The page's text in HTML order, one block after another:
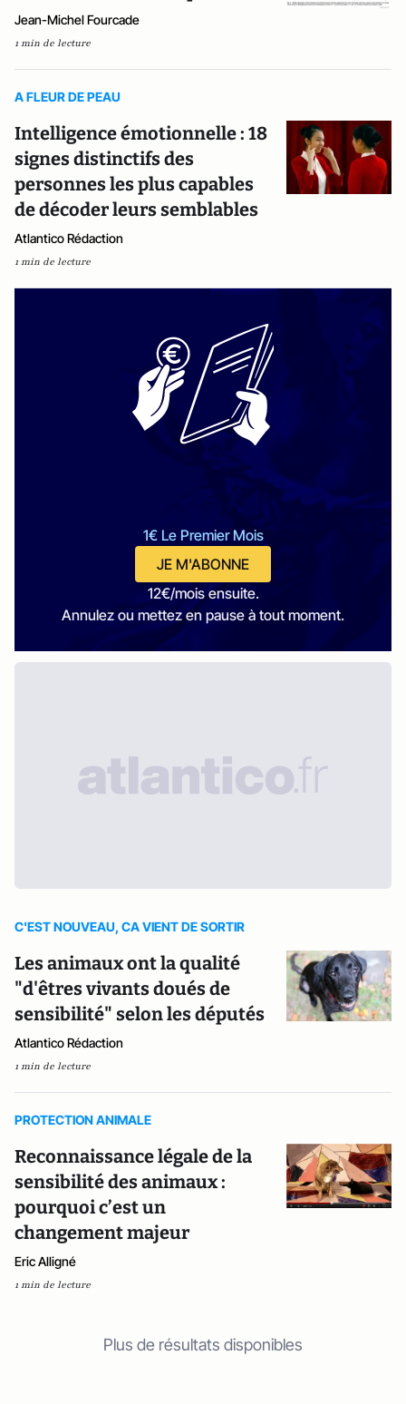
Jean-Michel Fourcade
1 min de lecture
A FLEUR DE PEAU
Intelligence émotionnelle : 18
signes distinctifs des
personnes les plus capables
de décoder leurs semblables
Atlantico Rédaction
1 min de lecture
1€ Le Premier Mois
JE M'ABONNE
12€/mois ensuite.
Annulez ou mettez en pause à tout moment.
C'EST NOUVEAU, CA VIENT DE SORTIR
Les animaux ont la qualité
"d'êtres vivants doués de
sensibilité" selon les députés
Atlantico Rédaction
1 min de lecture
PROTECTION ANIMALE
Reconnaissance légale de la
sensibilité des animaux :
pourquoi c’est un
changement majeur
Eric Alligné
1 min de lecture
Plus de résultats disponibles